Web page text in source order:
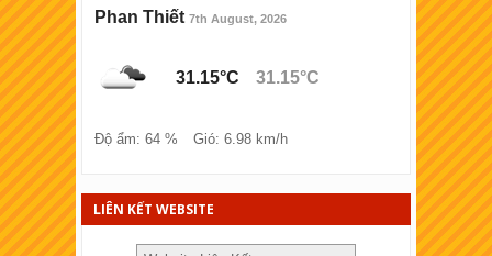
XSKT Bình Ðịnh
XSKT Lào cai
XSKT Bắc Ninh
Phan Thiết 7th August, 2026
31.15°C 31.15°C
Độ ẩm: 64 % Gió: 6.98 km/h
LIÊN KẾT WEBSITE